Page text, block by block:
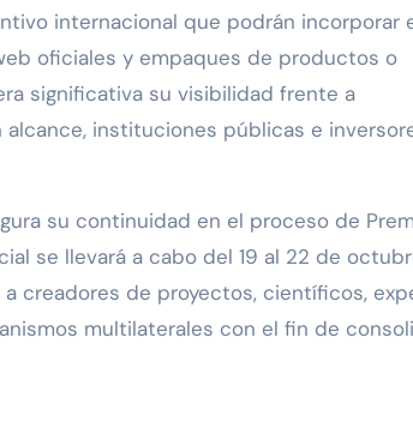
internacional que podrán incorporar
oficiales y empaques de productos o
significativa su visibilidad frente a
instituciones públicas e
su continuidad en el proceso de
se llevará a cabo del 19 al 22 de
creadores de proyectos, científicos,
multilaterales con el fin de